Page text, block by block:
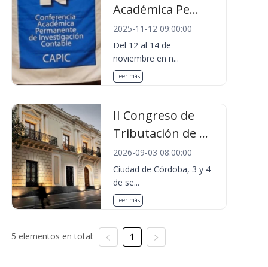
Académica Pe...
2025-11-12 09:00:00
Del 12 al 14 de
noviembre en n...
Leer más
II Congreso de
Tributación de ...
2026-09-03 08:00:00
Ciudad de Córdoba, 3 y 4
de se...
Leer más
5 elementos en total: 1